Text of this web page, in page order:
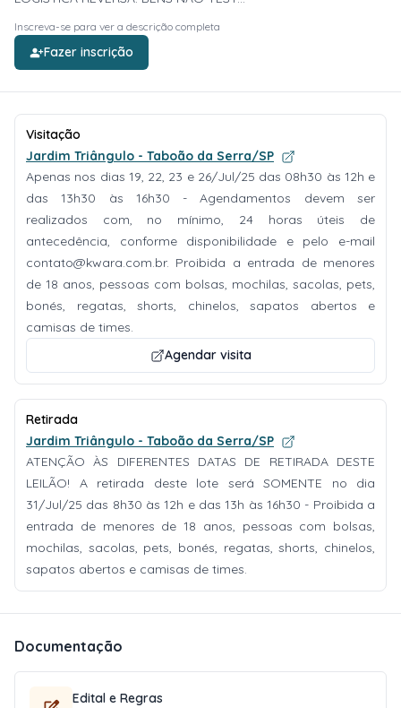
Inscreva-se para ver a descrição completa
Fazer inscrição
Visitação
Jardim Triângulo - Taboão da Serra/SP
Apenas nos dias 19, 22, 23 e 26/Jul/25 das 08h30 às 12h e
das 13h30 às 16h30 - Agendamentos devem ser
realizados com, no mínimo, 24 horas úteis de
antecedência, conforme disponibilidade e pelo e-mail
contato@kwara.com.br. Proibida a entrada de menores
de 18 anos, pessoas com bolsas, mochilas, sacolas, pets,
bonés, regatas, shorts, chinelos, sapatos abertos e
camisas de times.
Agendar visita
Retirada
Jardim Triângulo - Taboão da Serra/SP
ATENÇÃO ÀS DIFERENTES DATAS DE RETIRADA DESTE
LEILÃO! A retirada deste lote será SOMENTE no dia
31/Jul/25 das 8h30 às 12h e das 13h às 16h30 - Proibida a
entrada de menores de 18 anos, pessoas com bolsas,
mochilas, sacolas, pets, bonés, regatas, shorts, chinelos,
sapatos abertos e camisas de times.
Documentação
Edital e Regras